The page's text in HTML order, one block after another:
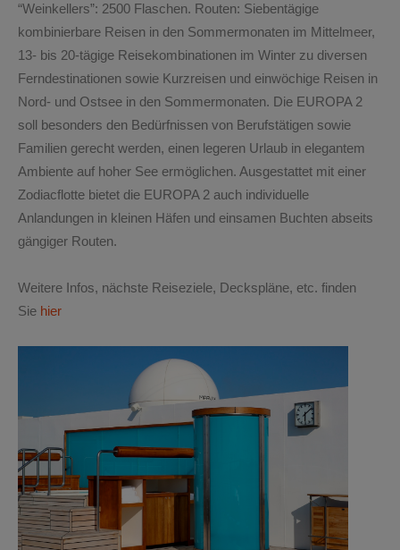
“Weinkellers”: 2500 Flaschen. Routen: Siebentägige
kombinierbare Reisen in den Sommermonaten im Mittelmeer,
13- bis 20-tägige Reisekombinationen im Winter zu diversen
Ferndestinationen sowie Kurzreisen und einwöchige Reisen in
Nord- und Ostsee in den Sommermonaten. Die EUROPA 2
soll besonders den Bedürfnissen von Berufstätigen sowie
Familien gerecht werden, einen legeren Urlaub in elegantem
Ambiente auf hoher See ermöglichen. Ausgestattet mit einer
Zodiacflotte bietet die EUROPA 2 auch individuelle
Anlandungen in kleinen Häfen und einsamen Buchten abseits
gängiger Routen.
Weitere Infos, nächste Reiseziele, Deckspläne, etc. finden
Sie hier